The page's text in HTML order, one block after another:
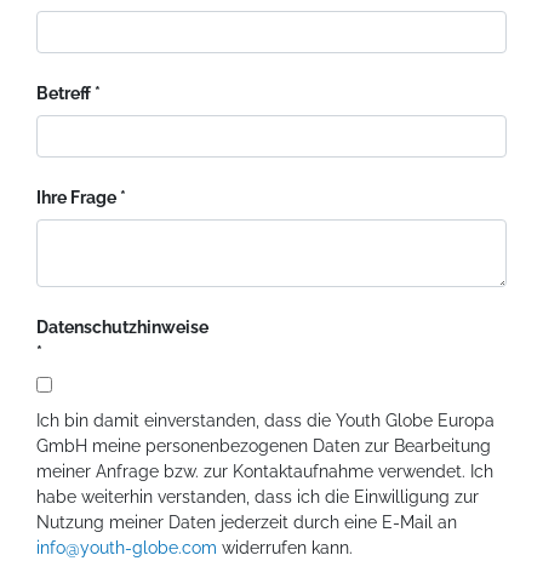
Betreff
Ihre Frage
Datenschutzhinweise
Ich bin damit einverstanden, dass die Youth Globe Europa
GmbH meine personenbezogenen Daten zur Bearbeitung
meiner Anfrage bzw. zur Kontaktaufnahme verwendet. Ich
habe weiterhin verstanden, dass ich die Einwilligung zur
Nutzung meiner Daten jederzeit durch eine E-Mail an
info@youth-globe.com widerrufen kann.